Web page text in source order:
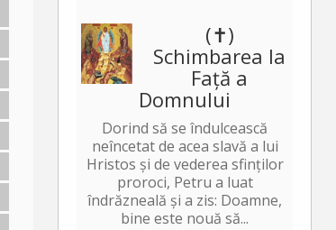
(✝)
Schimbarea la
Față a
Domnului
Dorind să se îndulcească
neîncetat de acea slavă a lui
Hristos și de vederea sfinților
proroci, Petru a luat
îndrăzneală și a zis: Doamne,
bine este nouă să...